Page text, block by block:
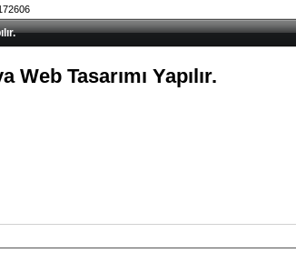
Tasarımı Yapılır.